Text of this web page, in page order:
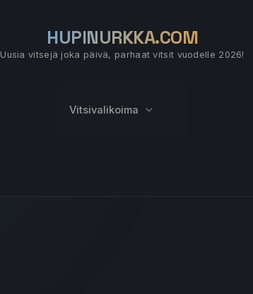
HUPINURKKA.COM
Uusia vitsejä joka päivä, parhaat vitsit vuodelle 2026!
Vitsivalikoima